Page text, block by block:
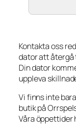
Kontakta oss
dator att återgå
Din dator
uppleva
Vi finns inte
butik på
Våra öppettider